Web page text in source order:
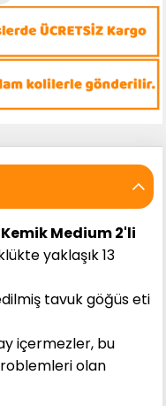
Medium 2'li
yaklaşık 13
tavuk göğüs eti
içermezler, bu
olan